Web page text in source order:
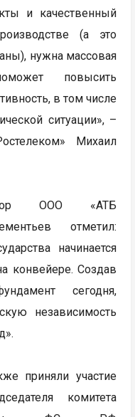
и качественный
(а это
нужна массовая
повысить
в том числе
ситуации», –
Михаил
ООО «АТБ
отметил:
начинается
конвейере. Создав
сегодня,
независимость
приняли участие
комитета